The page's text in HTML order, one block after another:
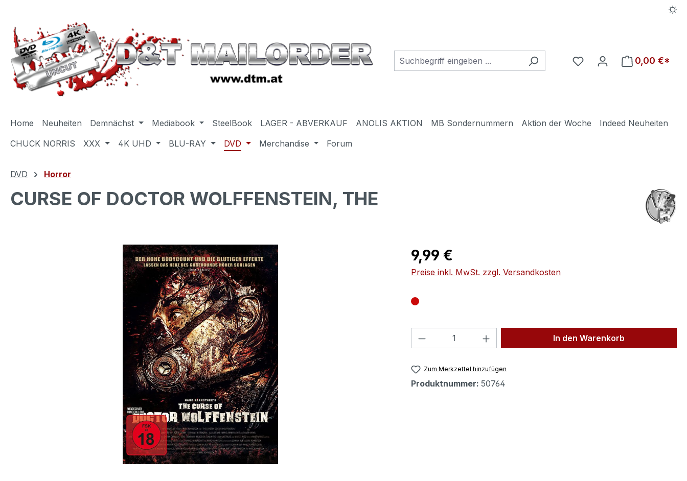
Du hast 0 Produkte auf
0,00 €*
Home Neuheiten Demnächst Mediabook SteelBook LAGER - ABVERKAUF ANOLIS AKTION MB Sondernummern Aktion der Woche
Indeed Neuheiten
CHUCK NORRIS
XXX 4K UHD BLU-RAY DVD Merchandise Forum
DVD Horror
CURSE OF DOCTOR WOLFFENSTEIN, THE
Regulärer Preis:
9,99 €
Preise inkl. MwSt. zzgl. Versandkosten
Produkt Anzahl: Gib den gewünschten Wert
In den Warenkorb
Zum Merkzettel hinzufügen
Produktnummer: 50764